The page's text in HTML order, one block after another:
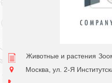
Животные и растения
Москва, ул. 2-Я